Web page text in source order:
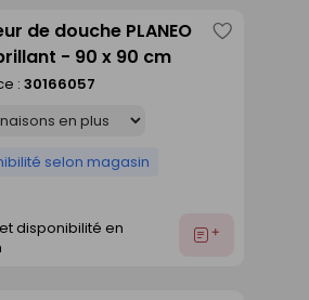
de douche PLANEO
- 90 x 90 cm
: 30166057
selon magasin
disponibilité en
Ajouter